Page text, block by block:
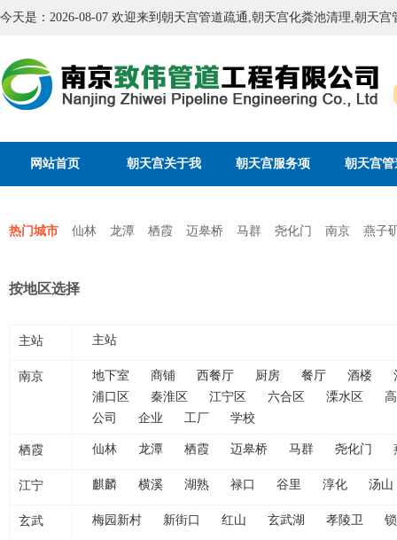
今天是：2026-08-07 欢迎来到朝天宫管道疏通,朝天宫化粪池清理,朝天
网站首页 朝天宫关于我 朝天宫服务项 朝天宫管
热门城市 仙林 龙潭 栖霞 迈皋桥 马群 尧化门 南京 燕子
按地区选择
主站 主站
南京 地下室 商铺 西餐厅 厨房 餐厅 酒楼
浦口区
秦淮区 江宁区 六合区 溧水区
公司
企业 工厂 学校
栖霞 仙林 龙潭 栖霞 迈皋桥 马群 尧化门
江宁 麒麟 横溪 湖熟 禄口 谷里 淳化 汤山
玄武 梅园新村 新街口 红山 玄武湖 孝陵卫